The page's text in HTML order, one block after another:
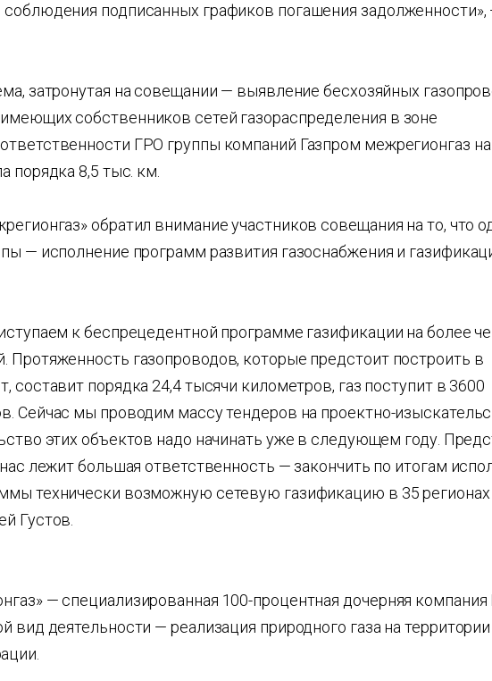
соблюдения подписанных графиков погашения задолженности»,
затронутая на совещании — выявление бесхозяйных
собственников сетей газораспределения в зоне
ГРО группы компаний Газпром межрегионгаз
порядка 8,5 тыс. км.
обратил внимание участников совещания на то, что
— исполнение программ развития газоснабжения и
к беспрецедентной программе газификации на более
Протяженность газопроводов, которые предстоит построить в
составит порядка 24,4 тысячи километров, газ поступит в 3600
Сейчас мы проводим массу тендеров на проектно-
этих объектов надо начинать уже в следующем году.
лежит большая ответственность — закончить по итогам
технически возможную сетевую газификацию в 35 регионах
Густов.
— специализированная 100-процентная дочерняя
вид деятельности — реализация природного газа на территории